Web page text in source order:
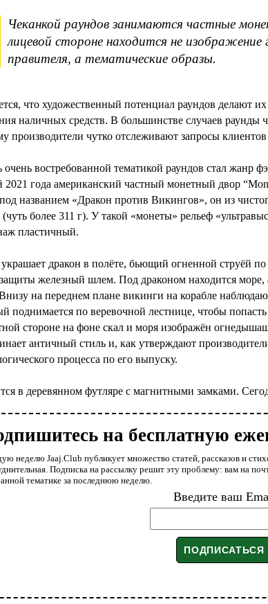
Чеканкой раундов занимаются частные
лицевой стороне находится не изображение
правителя, а тематические образы.
что художественный потенциал раундов делают
наличных средств. В большинстве случаев раунды
производители чутко отслеживают запросы
очень востребованной тематикой раундов стал жанр
2021 года американский частный монетный двор
названием «Дракон против Викингов», он из
более 311 г). У такой «монеты» рельеф
пластичный.
дракон в полёте, бьющий огненной струёй по
железный шлем. Под драконом находится
на переднем плане викинги на корабле
поднимается по веревочной лестнице, чтобы
стороне на фоне скал и моря изображён
античный стиль и, как утверждают
процесса по его выпуску.
в деревянном футляре с магнитными замками.
на бесплатную
неделю Jaaj.Club публикует множество статей, рассказов и
Подписка на рассылку решит эту проблему: вам на
тематике за последнюю неделю.
Введите ваш